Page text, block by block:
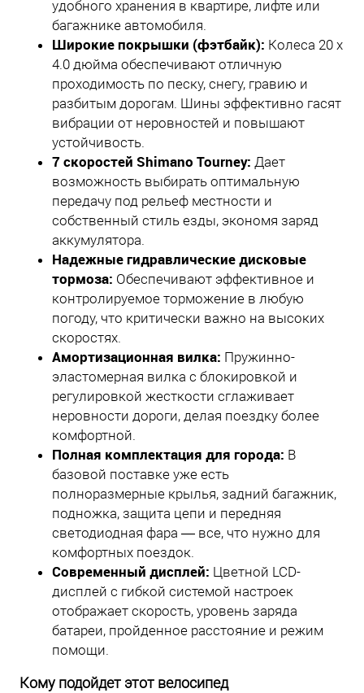
удобного хранения в квартире, лифте или
багажнике автомобиля.
Широкие покрышки (фэтбайк): Колеса 20 x
4.0 дюйма обеспечивают отличную
проходимость по песку, снегу, гравию и
разбитым дорогам. Шины эффективно гасят
вибрации от неровностей и повышают
устойчивость.
7 скоростей Shimano Tourney: Дает
возможность выбирать оптимальную
передачу под рельеф местности и
собственный стиль езды, экономя заряд
аккумулятора.
Надежные гидравлические дисковые
тормоза: Обеспечивают эффективное и
контролируемое торможение в любую
погоду, что критически важно на высоких
скоростях.
Амортизационная вилка: Пружинно-
эластомерная вилка с блокировкой и
регулировкой жесткости сглаживает
неровности дороги, делая поездку более
комфортной.
Полная комплектация для города: В
базовой поставке уже есть
полноразмерные крылья, задний багажник,
подножка, защита цепи и передняя
светодиодная фара — все, что нужно для
комфортных поездок.
Современный дисплей: Цветной LCD-
дисплей с гибкой системой настроек
отображает скорость, уровень заряда
батареи, пройденное расстояние и режим
помощи.
Кому подойдет этот велосипед